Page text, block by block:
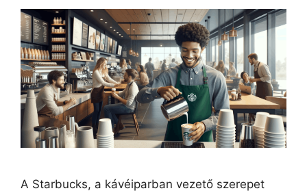
A Starbucks, a kávéiparban vezető szerepet